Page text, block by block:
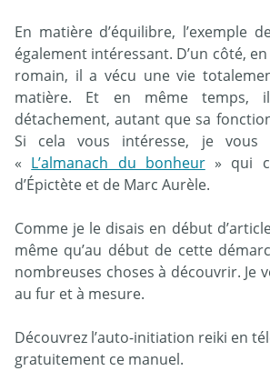
En matière d’équilibre, l’exemple
également intéressant. D’un côté,
romain, il a vécu une vie
matière. Et en même temps,
détachement, autant que sa
Si cela vous intéresse, je vous
« L’almanach du bonheur» qui
d’Épictète et de Marc Aurèle.
Comme je le disais en début
même qu’au début de cette
nombreuses choses à découvrir. Je
au fur et à mesure.
Découvrez l’auto-initiation reiki en
gratuitement ce manuel.